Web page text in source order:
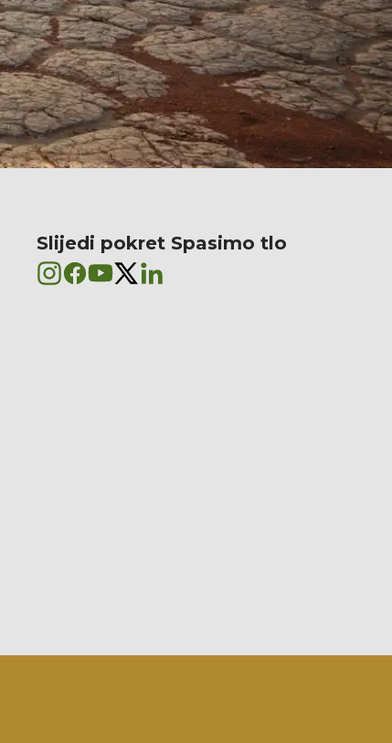
Slijedi pokret Spasimo tlo